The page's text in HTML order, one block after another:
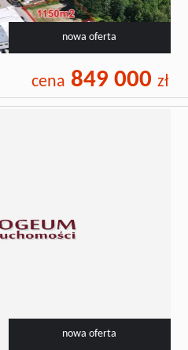
nowa oferta
cena 849 000 zł
nowa oferta